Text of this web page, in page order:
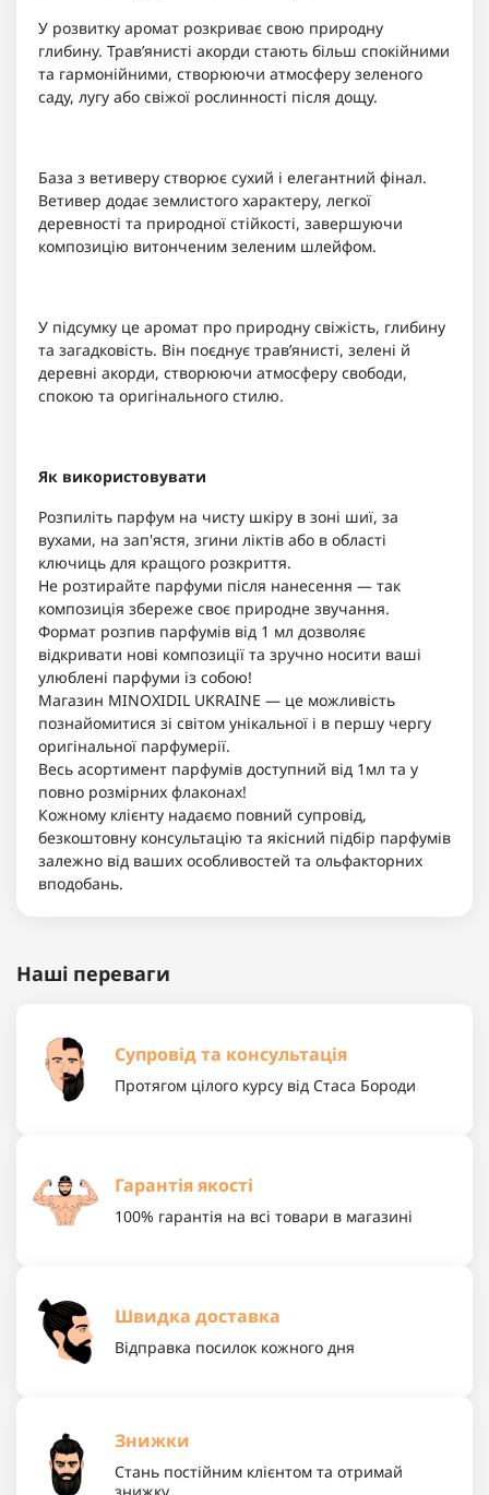
У розвитку аромат розкриває свою природну
глибину. Трав’янисті акорди стають більш спокійними
та гармонійними, створюючи атмосферу зеленого
саду, лугу або свіжої рослинності після дощу.
База з ветиверу створює сухий і елегантний фінал.
Ветивер додає землистого характеру, легкої
деревності та природної стійкості, завершуючи
композицію витонченим зеленим шлейфом.
У підсумку це аромат про природну свіжість, глибину
та загадковість. Він поєднує трав’янисті, зелені й
деревні акорди, створюючи атмосферу свободи,
спокою та оригінального стилю.
Як використовувати
Розпиліть парфум на чисту шкіру в зоні шиї, за
вухами, на зап'ястя, згини ліктів або в області
ключиць для кращого розкриття.
Не розтирайте парфуми після нанесення — так
композиція збереже своє природне звучання.
Формат розпив парфумів від 1 мл дозволяє
відкривати нові композиції та зручно носити ваші
улюблені парфуми із собою!
Магазин MINOXIDIL UKRAINE — це можливість
познайомитися зі світом унікальної і в першу чергу
оригінальної парфумерії.
Весь асортимент парфумів доступний від 1мл та у
повно розмірних флаконах!
Кожному клієнту надаємо повний супровід,
безкоштовну консультацію та якісний підбір парфумів
залежно від ваших особливостей та ольфакторних
вподобань.
Наші переваги
Супровід та консультація
Протягом цілого курсу від Стаса Бороди
Гарантія якості
100% гарантія на всі товари в магазині
Швидка доставка
Відправка посилок кожного дня
Знижки
Стань постійним клієнтом та отримай